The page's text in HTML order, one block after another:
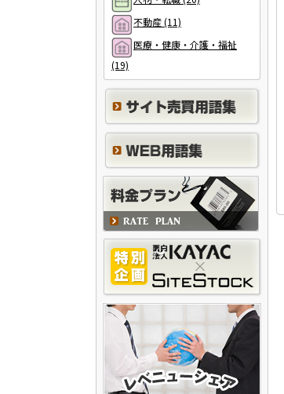
不動産 (11)
医療・健康・介護・福祉
(19)